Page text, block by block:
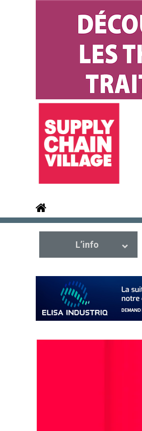
L’info